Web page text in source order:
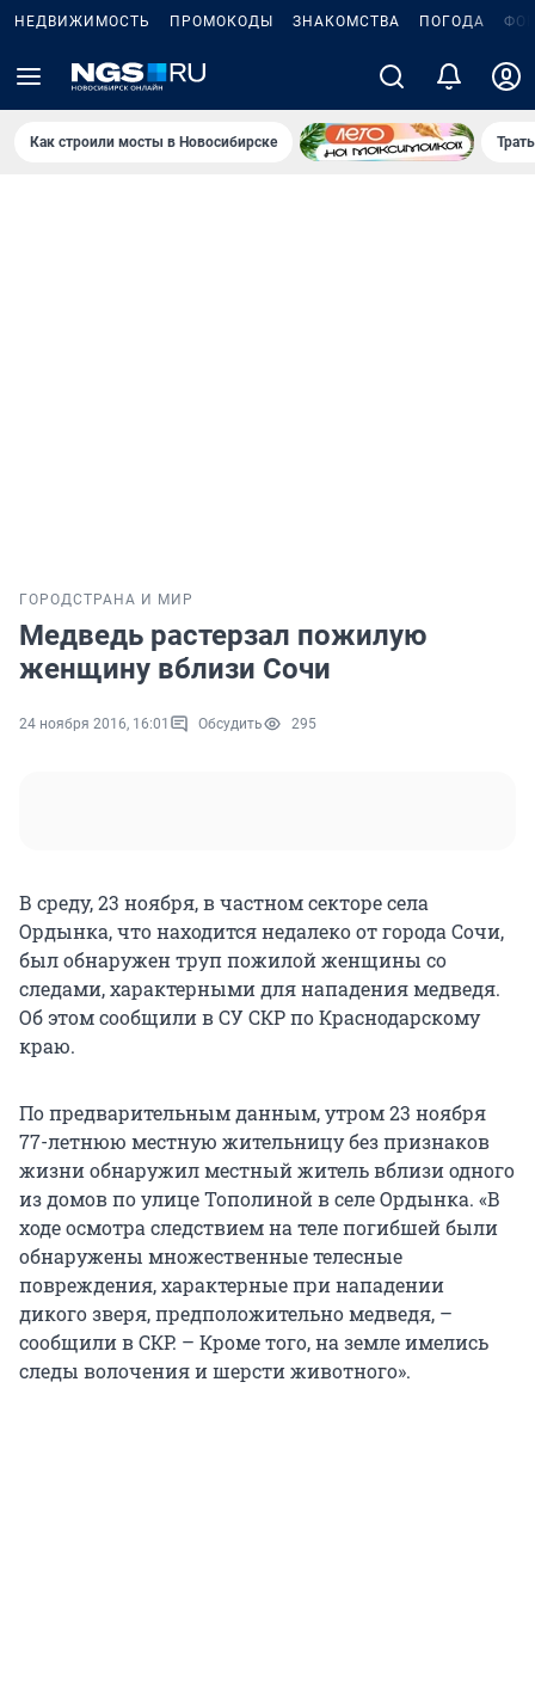
НЕДВИЖИМОСТЬ ПРОМОКОДЫ ЗНАКОМСТВА ПОГОДА
Как строили мосты в Новосибирске
ГОРОДСТРАНА И МИР
Медведь растерзал пожилую
женщину вблизи Сочи
24 ноября 2016, 16:01 Обсудить 295
В среду, 23 ноября, в частном секторе села
Ордынка, что находится недалеко от города Сочи,
был обнаружен труп пожилой женщины со
следами, характерными для нападения медведя.
Об этом сообщили в СУ СКР по Краснодарскому
краю.
По предварительным данным, утром 23 ноября
77-летнюю местную жительницу без признаков
жизни обнаружил местный житель вблизи одного
из домов по улице Тополиной в селе Ордынка. «В
ходе осмотра следствием на теле погибшей были
обнаружены множественные телесные
повреждения, характерные при нападении
дикого зверя, предположительно медведя, –
сообщили в СКР. – Кроме того, на земле имелись
следы волочения и шерсти животного».